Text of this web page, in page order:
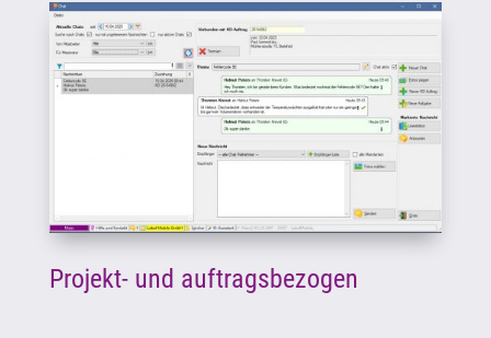
Projekt- und auftragsbezogen